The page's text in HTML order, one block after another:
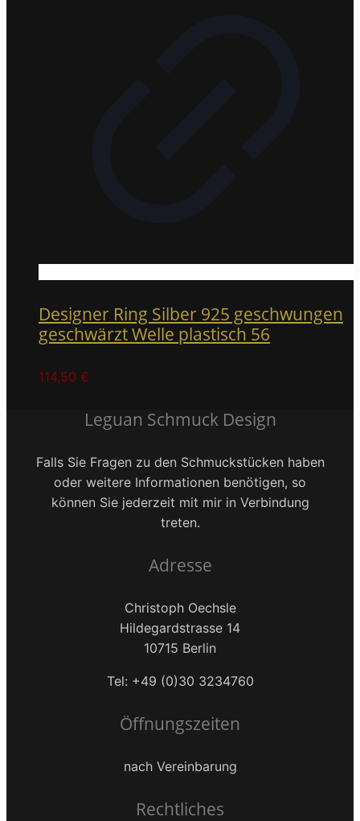
Designer Ring Silber 925 geschwungen
geschwärzt Welle plastisch 56
114,50 €
Leguan Schmuck Design
Falls Sie Fragen zu den Schmuckstücken haben
oder weitere Informationen benötigen, so
können Sie jederzeit mit mir in Verbindung
treten.
Adresse
Christoph Oechsle
Hildegardstrasse 14
10715 Berlin
Tel: +49 (0)30 3234760
Öffnungszeiten
nach Vereinbarung
Rechtliches